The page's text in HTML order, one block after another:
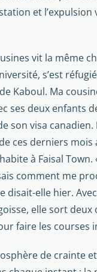
et l’expulsion
vit la même
s’est
Kaboul. Ma
ses deux enfants
son visa canadien.
ces derniers mois
à Faisal Town.
comment me
disait-elle hier.
elle sort
faire les courses
de crainte